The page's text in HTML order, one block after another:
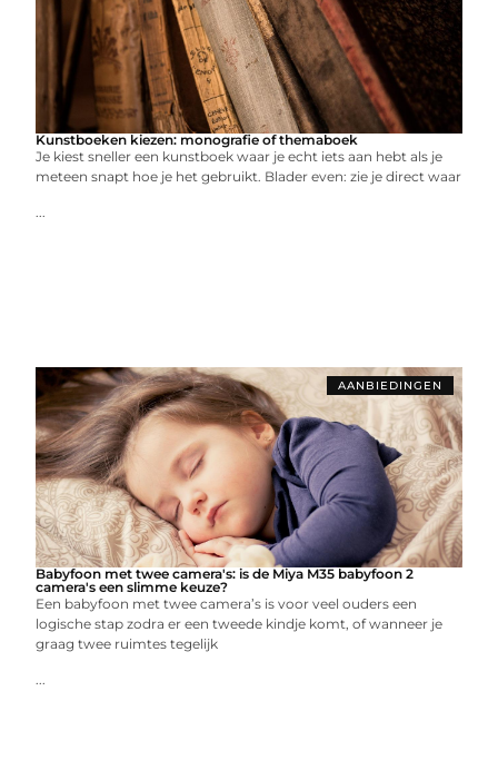
Kunstboeken kiezen: monografie of themaboek
Je kiest sneller een kunstboek waar je echt iets aan hebt als je
meteen snapt hoe je het gebruikt. Blader even: zie je direct waar
...
AANBIEDINGEN
Babyfoon met twee camera's: is de Miya M35 babyfoon 2
camera's een slimme keuze?
Een babyfoon met twee camera’s is voor veel ouders een
logische stap zodra er een tweede kindje komt, of wanneer je
graag twee ruimtes tegelijk
...